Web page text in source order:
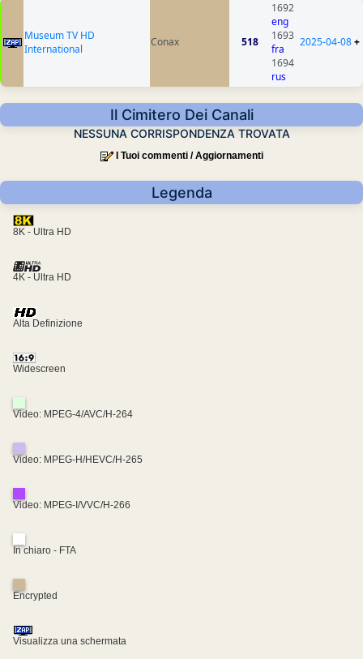
Museum TV HD
International
Conax 518
1692
eng
1693
fra
1694
rus
2025-04-08+
Il Cimitero Dei Canali
NESSUNA CORRISPONDENZA TROVATA
I Tuoi commenti / Aggiornamenti
Legenda
8K - Ultra HD
4K - Ultra HD
Alta Definizione
Widescreen
Video: MPEG-4/AVC/H-264
Video: MPEG-H/HEVC/H-265
Video: MPEG-I/VVC/H-266
In chiaro - FTA
Encrypted
Visualizza una schermata